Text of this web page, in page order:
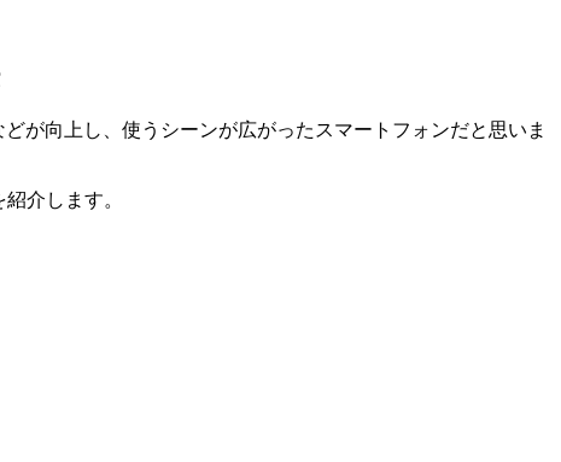
が向上し、使うシーンが広がったスマートフォンだと思いま
介します。